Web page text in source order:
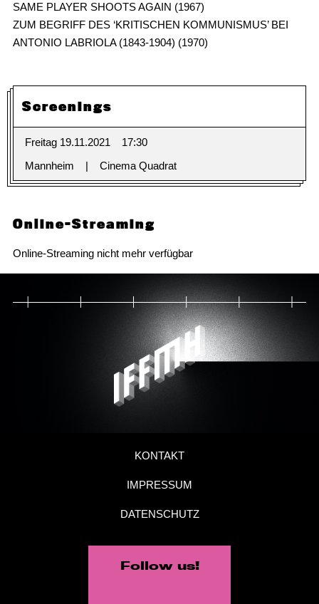
SAME PLAYER SHOOTS AGAIN (1967)
ZUM BEGRIFF DES ‘KRITISCHEN KOMMUNISMUS’ BEI
ANTONIO LABRIOLA (1843-1904) (1970)
Screenings
Freitag 19.11.2021
17:30
Mannheim
Cinema Quadrat
Online-Streaming
Online-Streaming nicht mehr verfügbar
KONTAKT
IMPRESSUM
DATENSCHUTZ
Follow us!